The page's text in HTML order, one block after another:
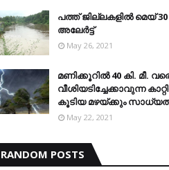
പത്ത് ജില്ലകളില്‍ മെയ്
അലേര്‍ട്ട്
May 26, 2021
മണിക്കൂറിൽ 40 കി. മീ.
വീശിയടിച്ചേക്കാവുന്ന
കൂടിയ മഴയ്ക്കും
May 22, 2021
RANDOM POSTS